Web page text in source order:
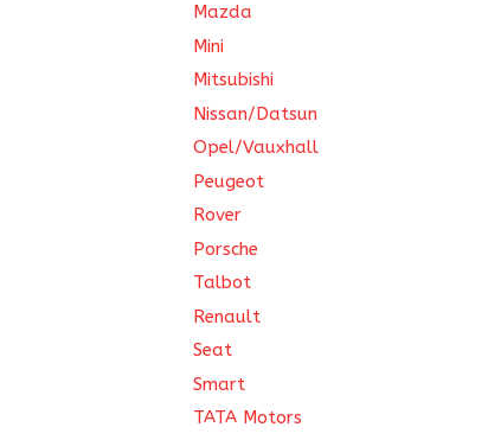
Mazda
Mini
Mitsubishi
Nissan/Datsun
Opel/Vauxhall
Peugeot
Rover
Porsche
Talbot
Renault
Seat
Smart
TATA Motors